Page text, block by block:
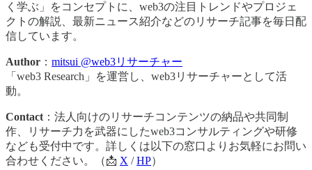
く学ぶ」をコンセプトに、web3の注目トレンドやプロジェ
クトの解説、最新ニュース紹介などのリサーチ記事を毎日配
信しています。
Author ： mitsui @web3リサーチャー
「web3 Research」を運営し、web3リサーチャーとして活
動。
Contact ：法人向けのリサーチコンテンツの納品や共同制
作、リサーチ力を武器にしたweb3コンサルティングや研修
なども受付中です。詳しくは以下の窓口よりお気軽にお問い
合わせください。（📩 X /HP）